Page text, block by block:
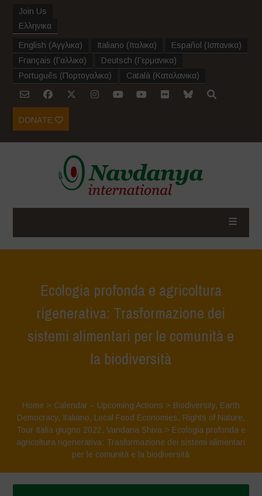
Join Us
Ελληνικα
English (Αγγλικα) Italiano (Ιταλικα) Español (Ισπανικα)
Français (Γαλλικα) Deutsch (Γερμανικα)
Português (Πορτογαλικα) Català (Καταλανικα)
DONATE
Ecologia profonda e agricoltura
rigenerativa: Trasformazione dei
sistemi alimentari per le comunità e
la biodiversità
Home > Calendar – Upcoming Actions > Biodiversity, Earth
Democracy, Italiano, Local Food Economies, Rights of Nature,
Tour Italia giugno 2022, Vandana Shiva > Ecologia profonda e
agricoltura rigenerativa: Trasformazione dei sistemi alimentari
per le comunità e la biodiversità